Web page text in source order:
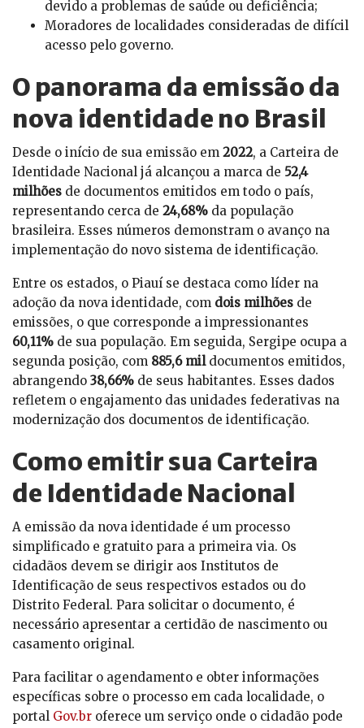
devido a problemas de saúde ou deficiência;
Moradores de localidades consideradas de difícil
acesso pelo governo.
O panorama da emissão da
nova identidade no Brasil
Desde o início de sua emissão em 2022, a Carteira de
Identidade Nacional já alcançou a marca de 52,4
milhões de documentos emitidos em todo o país,
representando cerca de 24,68% da população
brasileira. Esses números demonstram o avanço na
implementação do novo sistema de identificação.
Entre os estados, o Piauí se destaca como líder na
adoção da nova identidade, com dois milhões de
emissões, o que corresponde a impressionantes
60,11% de sua população. Em seguida, Sergipe ocupa a
segunda posição, com 885,6 mildocumentos emitidos,
abrangendo 38,66% de seus habitantes. Esses dados
refletem o engajamento das unidades federativas na
modernização dos documentos de identificação.
Como emitir sua Carteira
de Identidade Nacional
A emissão da nova identidade é um processo
simplificado e gratuito para a primeira via. Os
cidadãos devem se dirigir aos Institutos de
Identificação de seus respectivos estados ou do
Distrito Federal. Para solicitar o documento, é
necessário apresentar a certidão de nascimento ou
casamento original.
Para facilitar o agendamento e obter informações
específicas sobre o processo em cada localidade, o
portal Gov.br oferece um serviço onde o cidadão pode